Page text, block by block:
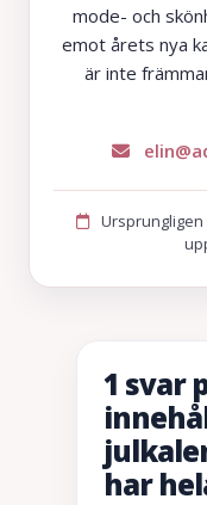
mode- och
emot årets nya
är inte
Ursprungligen
1 svar
har